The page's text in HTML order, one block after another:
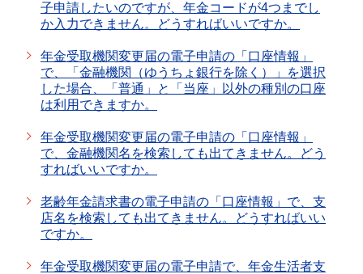
子申請したいのですが、年金コードが4つまでし
か入力できません。どうすればいいですか。
年金受取機関変更届の電子申請の「口座情報」
で、「金融機関（ゆうちょ銀行を除く）」を選択
した場合、「普通」と「当座」以外の種別の口座
は利用できますか。
年金受取機関変更届の電子申請の「口座情報」
で、金融機関名を検索しても出てきません。どう
すればいいですか。
老齢年金請求書の電子申請の「口座情報」で、支
店名を検索しても出てきません。どうすればいい
ですか。
年金受取機関変更届の電子申請で、年金生活者支